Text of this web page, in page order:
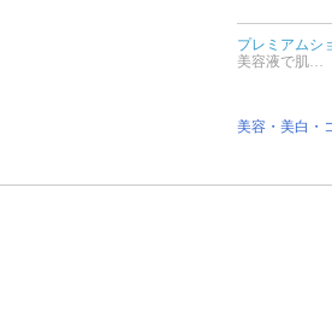
プレミアムシ
美容液で肌…
美容・美白・